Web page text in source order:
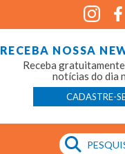
NOSSA
Receba
notícias do dia
CADASTRE-